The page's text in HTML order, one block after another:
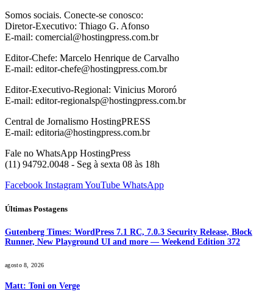
Somos sociais. Conecte-se conosco:
Diretor-Executivo: Thiago G. Afonso
E-mail: comercial@hostingpress.com.br
Editor-Chefe: Marcelo Henrique de Carvalho
E-mail: editor-chefe@hostingpress.com.br
Editor-Executivo-Regional: Vinicius Mororó
E-mail: editor-regionalsp@hostingpress.com.br
Central de Jornalismo HostingPRESS
E-mail: editoria@hostingpress.com.br
Fale no WhatsApp HostingPress
(11) 94792.0048 - Seg à sexta 08 às 18h
Facebook InstagramYouTube WhatsApp
Últimas Postagens
Gutenberg Times: WordPress 7.1 RC, 7.0.3 Security Release, Block
Runner, New Playground UI and more — Weekend Edition 372
agosto 8, 2026
Matt: Toni on Verge